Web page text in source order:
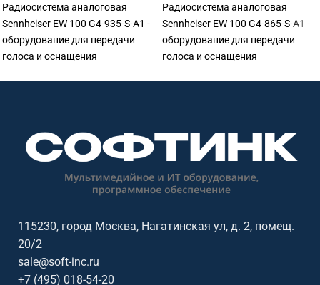
Радиосистема аналоговая
Sennheiser EW 100 G4-935-S-A1 -
оборудование для передачи
голоса и оснащения
мест сотрудников. Софтинк
помогает подобрать
оборудование под задачу,
помещение, совместимость и
Sennheiser.
Радиосистема аналоговая
Sennheiser EW 100 G4-865-S-A1 -
оборудование для передачи
голоса и оснащения
мест сотрудников. Софтинк
помогает подобрать
оборудование под задачу,
помещение, совместимость и
115230, город Москва, Нагатинская ул, д. 2, помещ.
20/2
sale@soft-inc.ru
+7 (495) 018-54-20